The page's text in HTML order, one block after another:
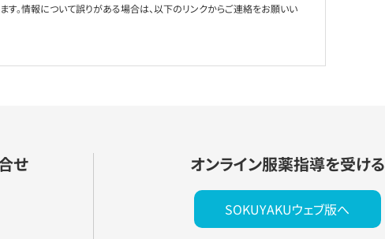
す。情報について誤りがある場合は、以下のリンクからご連絡をお願いい
せ オンライン服薬指導を受ける
SOKUYAKUウェブ版へ